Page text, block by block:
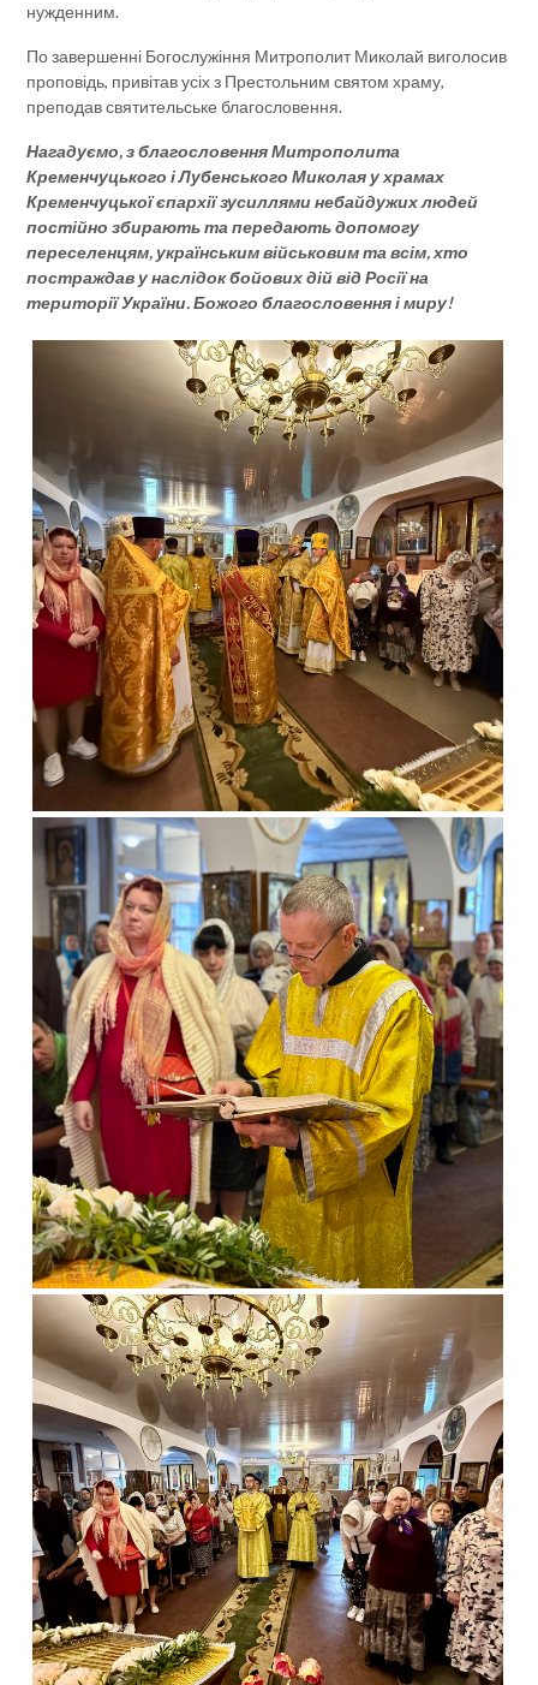
нужденним.
По завершенні Богослужіння Митрополит Миколай виголосив
проповідь, привітав усіх з Престольним святом храму,
преподав святительське благословення.
Нагадуємо, з благословення Митрополита
Кременчуцького і Лубенського Миколая у храмах
Кременчуцької єпархії зусиллями небайдужих людей
постійно збирають та передають допомогу
переселенцям, українським військовим та всім, хто
постраждав у наслідок бойових дій від Росії на
території України. Божого благословення і миру!